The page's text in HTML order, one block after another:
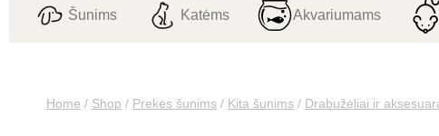
Šunims Katėms Akvariumams
Home / Shop / Prekės šunims / Kita šunims / Drabužėliai ir